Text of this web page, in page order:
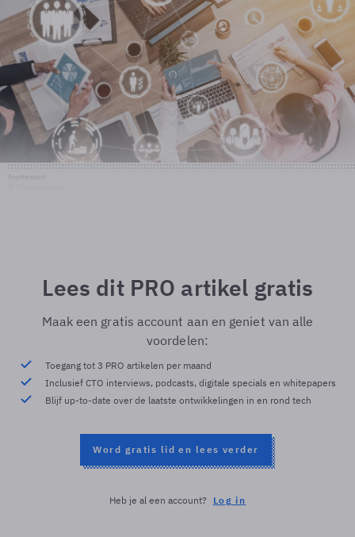
Lees dit PRO artikel gratis
Maak een gratis account aan en geniet van alle
voordelen:
Toegang tot 3 PRO artikelen per maand
Inclusief CTO interviews, podcasts, digitale specials en whitepapers
Blijf up-to-date over de laatste ontwikkelingen in en rond tech
Word gratis lid en lees verder
Heb je al een account? Log in